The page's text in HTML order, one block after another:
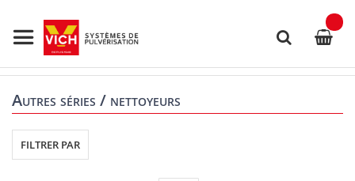
au
contenu
Rechercher
Autres séries / nettoyeurs
FILTRER PAR